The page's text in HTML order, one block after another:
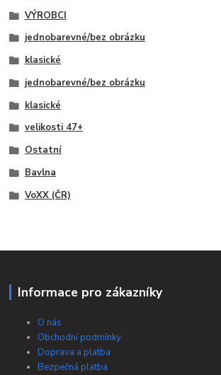
VÝROBCI
jednobarevné/bez obrázku
klasické
jednobarevné/bez obrázku
klasické
velikosti 47+
Ostatní
Bavlna
VoXX (ČR)
Informace pro zákazníky
O nás
Obchodní podmínky
Doprava a platba
Bezpečná platba